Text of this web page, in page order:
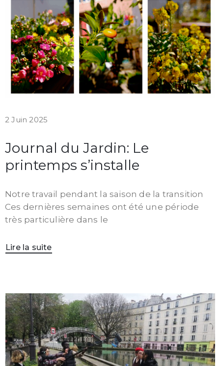
2 Juin 2025
Journal du Jardin: Le
printemps s’installe
Notre travail pendant la saison de la transition
Ces dernières semaines ont été une période
très particulière dans le
Lire la suite